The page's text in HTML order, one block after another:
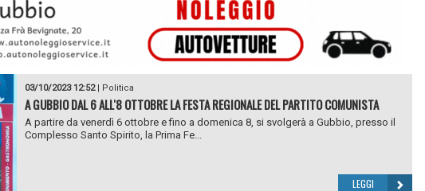
03/10/2023 12:52| Politica
A GUBBIO DAL 6 ALL'8 OTTOBRE LA FESTA REGIONALE DEL PARTITO COMUNISTA
A partire da venerdì 6 ottobre e fino a domenica 8, si svolgerà a Gubbio, presso il
Complesso Santo Spirito, la Prima Fe...
LEGGI